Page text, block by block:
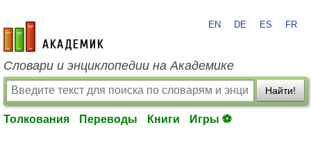
academic.ru
EN DE ES FR
Словари и энциклопедии на Академике
Найти!
Толкования Переводы Книги Игры ⚽